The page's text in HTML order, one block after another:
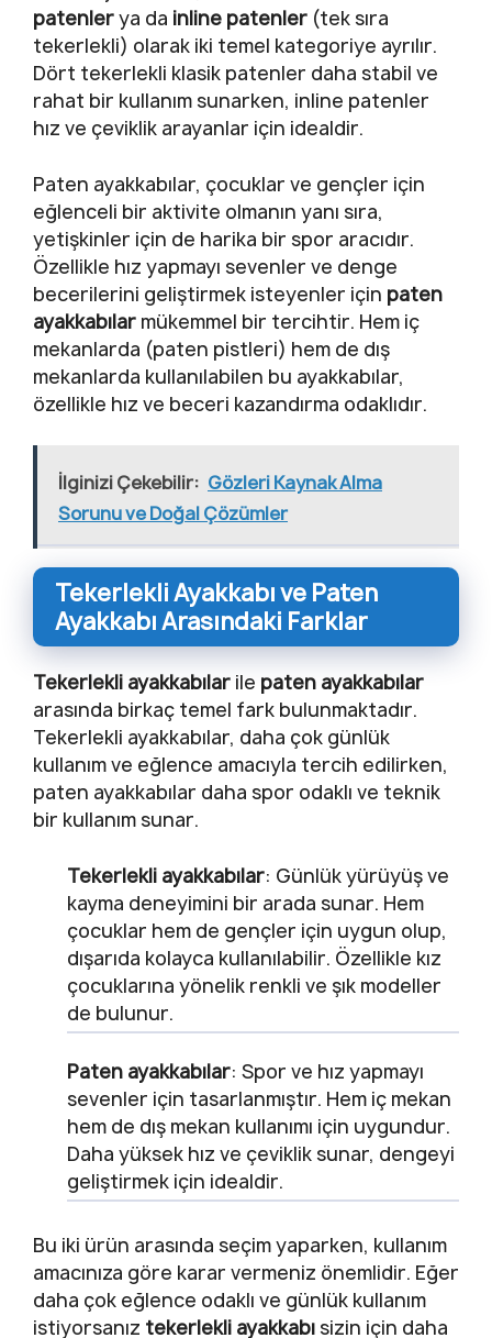
patenlerya da inline patenler (tek sıra
tekerlekli) olarak iki temel kategoriye ayrılır.
Dört tekerlekli klasik patenler daha stabil ve
rahat bir kullanım sunarken, inline patenler
hız ve çeviklik arayanlar için idealdir.
Paten ayakkabılar, çocuklar ve gençler için
eğlenceli bir aktivite olmanın yanı sıra,
yetişkinler için de harika bir spor aracıdır.
Özellikle hız yapmayı sevenler ve denge
becerilerini geliştirmek isteyenler için paten
ayakkabılar mükemmel bir tercihtir. Hem iç
mekanlarda (paten pistleri) hem de dış
mekanlarda kullanılabilen bu ayakkabılar,
özellikle hız ve beceri kazandırma odaklıdır.
İlginizi Çekebilir: Gözleri Kaynak Alma
Sorunu ve Doğal Çözümler
Tekerlekli Ayakkabı ve Paten
Ayakkabı Arasındaki Farklar
Tekerlekli ayakkabılar ile paten ayakkabılar
arasında birkaç temel fark bulunmaktadır.
Tekerlekli ayakkabılar, daha çok günlük
kullanım ve eğlence amacıyla tercih edilirken,
paten ayakkabılar daha spor odaklı ve teknik
bir kullanım sunar.
Tekerlekli ayakkabılar: Günlük yürüyüş ve
kayma deneyimini bir arada sunar. Hem
çocuklar hem de gençler için uygun olup,
dışarıda kolayca kullanılabilir. Özellikle kız
çocuklarına yönelik renkli ve şık modeller
de bulunur.
Paten ayakkabılar: Spor ve hız yapmayı
sevenler için tasarlanmıştır. Hem iç mekan
hem de dış mekan kullanımı için uygundur.
Daha yüksek hız ve çeviklik sunar, dengeyi
geliştirmek için idealdir.
Bu iki ürün arasında seçim yaparken, kullanım
amacınıza göre karar vermeniz önemlidir. Eğer
daha çok eğlence odaklı ve günlük kullanım
istiyorsanız tekerlekli ayakkabı sizin için daha